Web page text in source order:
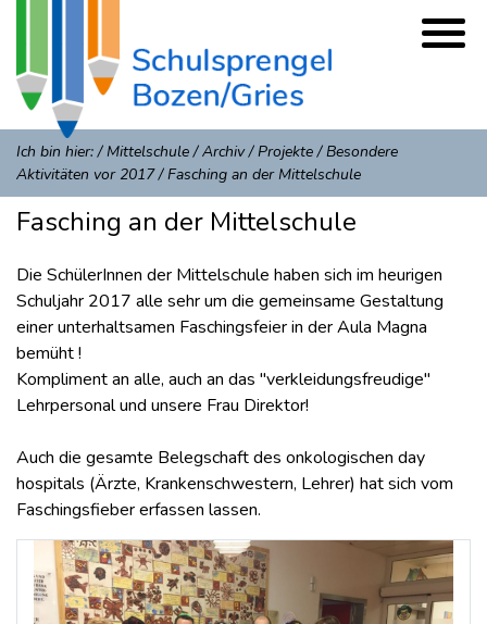
Ich bin hier:/Mittelschule/Archiv/Projekte/Besondere
Aktivitäten vor 2017/Fasching an der Mittelschule
Fasching an der Mittelschule
Die SchülerInnen der Mittelschule haben sich im heurigen
Schuljahr 2017 alle sehr um die gemeinsame Gestaltung
einer unterhaltsamen Faschingsfeier in der Aula Magna
bemüht !
Kompliment an alle, auch an das "verkleidungsfreudige"
Lehrpersonal und unsere Frau Direktor!
Auch die gesamte Belegschaft des onkologischen day
hospitals (Ärzte, Krankenschwestern, Lehrer) hat sich vom
Faschingsfieber erfassen lassen.